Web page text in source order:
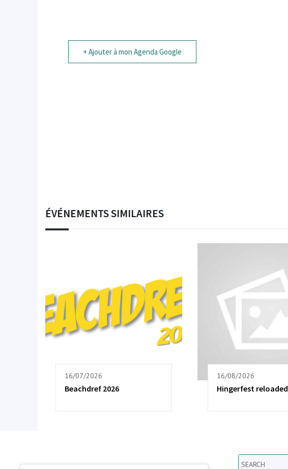
+ Ajouter à mon Agenda Google
ÉVÉNEMENTS SIMILAIRES
16/07/2026
Beachdref 2026
16/08/2026
Hingerfest reloaded
Search